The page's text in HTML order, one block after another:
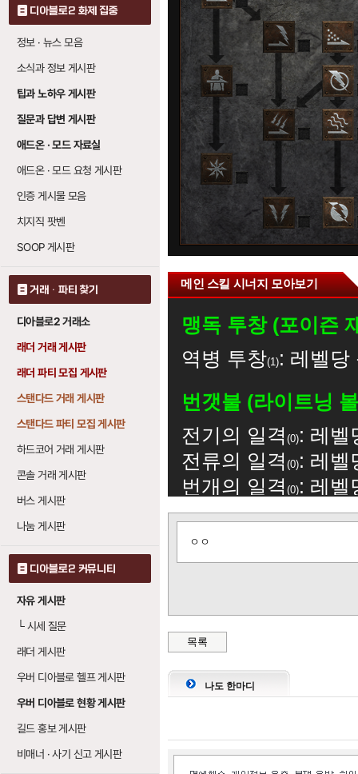
디아블로2 화제 집중
정보 · 뉴스 모음
소식과 정보 게시판
팁과 노하우 게시판
질문과 답변 게시판
애드온 · 모드 자료실
애드온 · 모드 요청 게시판
인증 게시물 모음
치지직 팟벤
SOOP 게시판
거래 · 파티 찾기
디아블로2 거래소
래더 거래 게시판
래더 파티 모집 게시판
스탠다드 거래 게시판
스탠다드 파티 모집 게시판
하드코어 거래 게시판
콘솔 거래 게시판
버스 게시판
나눔 게시판
디아블로2 커뮤니티
자유 게시판
└시세 질문
래더 게시판
우버 디아블로 헬프 게시판
우버 디아블로 현황 게시판
길드 홍보 게시판
비매너 · 사기 신고 게시판
메인 스킬 시너지 모아보기
맹독 투창 (포이즌
역병 투창 1 : 레벨당
번갯불 (라이트닝
전기의 일격 0 : 레벨
전류의 일격 0 : 레벨
번개의 일격 0 : 레벨
번개의 분노 20 : 레
번개의 분노 (라이
전기의 일격
번갯불 1 : 레벨당 번
번개의 일격 : 레벨
기
ㅇㅇ
목록
나도 한마디